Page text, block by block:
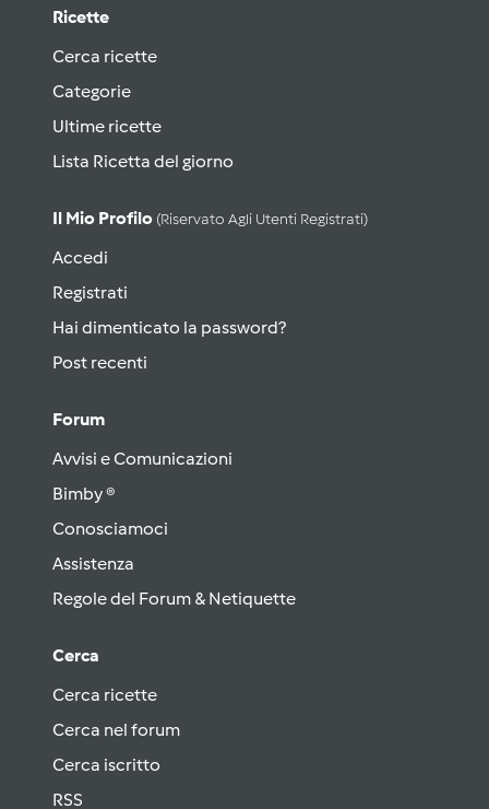
Ricette
Cerca ricette
Categorie
Ultime ricette
Lista Ricetta del giorno
Il Mio Profilo (riservato Agli Utenti Registrati)
Accedi
Registrati
Hai dimenticato la password?
Post recenti
Forum
Avvisi e Comunicazioni
Bimby ®
Conosciamoci
Assistenza
Regole del Forum & Netiquette
Cerca
Cerca ricette
Cerca nel forum
Cerca iscritto
RSS